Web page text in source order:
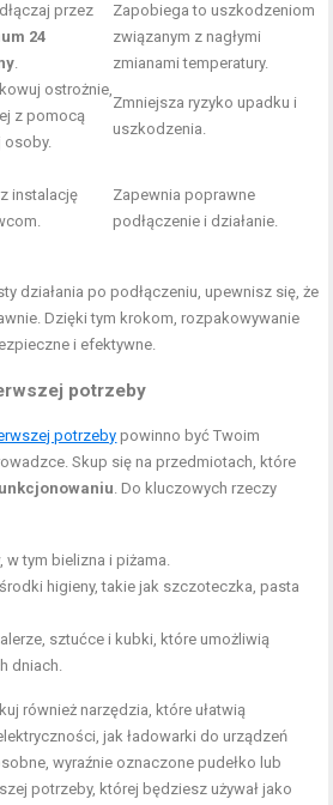
przez
24
.
Zapobiega to uszkodzeniom
związanym z nagłymi
zmianami temperatury.
ostrożnie,
z pomocą
osoby.
Zmniejsza ryzyko upadku i
uszkodzenia.
instalację
Zapewnia poprawne
podłączenie i działanie.
działania po podłączeniu, upewnisz się, że
Dzięki tym krokom, rozpakowywanie
i efektywne.
potrzeby
potrzeby powinno być Twoim
Skup się na przedmiotach, które
. Do kluczowych rzeczy
tym bielizna i piżama.
higieny, takie jak szczoteczka, pasta
sztućce i kubki, które umożliwią
dniach.
również narzędzia, które ułatwią
jak ładowarki do urządzeń
wyraźnie oznaczone pudełko lub
potrzeby, której będziesz używał jako